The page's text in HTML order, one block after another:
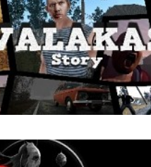
Soldier of Fortune: Payback